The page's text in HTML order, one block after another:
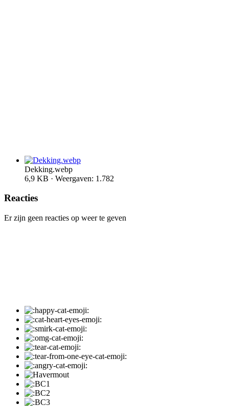
Dekking.webp
6,9 KB · Weergaven: 1.782
Reacties
Er zijn geen reacties op weer te geven